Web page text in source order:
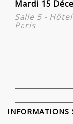
Mardi 15
Salle 5 -
Paris
INFORMATIONS